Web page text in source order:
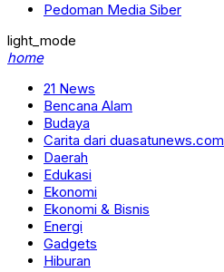
Pedoman Media Siber
light_mode
home
21 News
Bencana Alam
Budaya
Carita dari duasatunews.com
Daerah
Edukasi
Ekonomi
Ekonomi & Bisnis
Energi
Gadgets
Hiburan